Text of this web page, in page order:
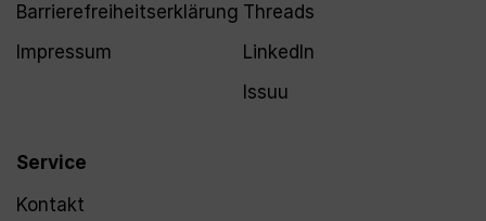
Barrierefreiheitserklärung
Impressum
Service
Kontakt
Threads
LinkedIn
Issuu